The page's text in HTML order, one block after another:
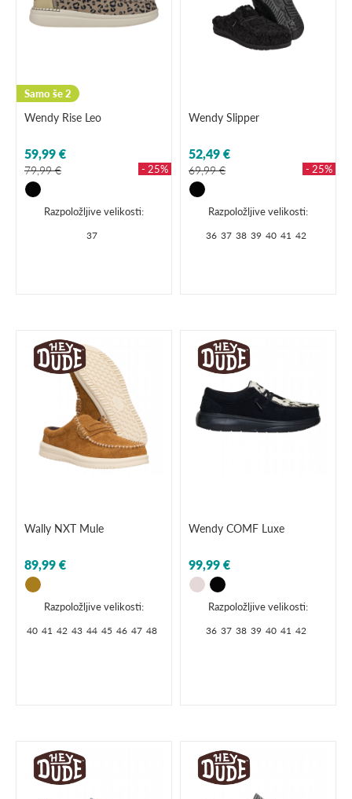
Samo še 2
Wendy Rise Leo
59,99 €
79,99 € - 25%
Razpoložljive velikosti:
37
Wendy Slipper
52,49 €
69,99 € - 25%
Razpoložljive velikosti:
36 37 38 39 40 41 42
Wally NXT Mule
89,99 €
Razpoložljive velikosti:
40 41 42 43 44 45 46 47 48
Wendy COMF Luxe
99,99 €
Razpoložljive velikosti:
36 37 38 39 40 41 42